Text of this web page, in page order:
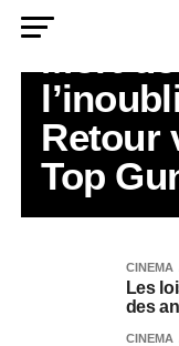
Retour
Top
CINEMA
Les
des
CINEMA